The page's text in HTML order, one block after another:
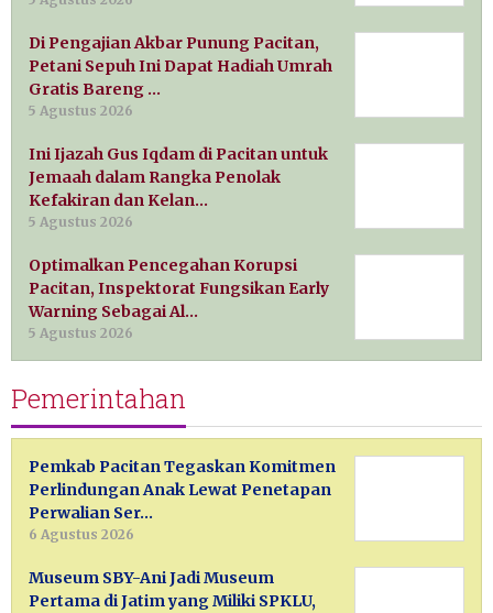
Di Pengajian Akbar Punung Pacitan,
Petani Sepuh Ini Dapat Hadiah Umrah
Gratis Bareng …
5 Agustus 2026
Ini Ijazah Gus Iqdam di Pacitan untuk
Jemaah dalam Rangka Penolak
Kefakiran dan Kelan…
5 Agustus 2026
Optimalkan Pencegahan Korupsi
Pacitan, Inspektorat Fungsikan Early
Warning Sebagai Al…
5 Agustus 2026
Pemerintahan
Pemkab Pacitan Tegaskan Komitmen
Perlindungan Anak Lewat Penetapan
Perwalian Ser…
6 Agustus 2026
Museum SBY-Ani Jadi Museum
Pertama di Jatim yang Miliki SPKLU,